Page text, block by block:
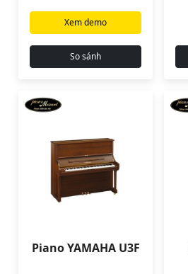
Xem demo
So sánh
Piano YAMAHA U3F